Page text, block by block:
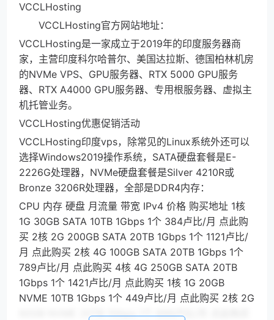
VCCLHosting
VCCLHosting官方网站地址：
VCCLHosting是一家成立于2019年的印度服务器商
家，主营印度科尔哈普尔、美国达拉斯、德国柏林机房
的NVMe VPS、GPU服务器、RTX 5000 GPU服务
器、RTX A4000 GPU服务器、专用根服务器、虚拟主
机托管业务。
VCCLHosting优惠促销活动
VCCLHosting印度vps，除常见的Linux系统外还可以
选择Windows2019操作系统，SATA硬盘套餐是E-
2226G处理器，NVMe硬盘套餐是Silver 4210R或
Bronze 3206R处理器，全部是DDR4内存：
CPU 内存 硬盘 月流量 带宽 IPv4 价格 购买地址 1核
1G 30GB SATA 10TB 1Gbps 1个 384卢比/月 点此购
买 2核 2G 200GB SATA 20TB 1Gbps 1个 1121卢比/
月 点此购买 2核 4G 100GB SATA 20TB 1Gbps 1个
789卢比/月 点此购买 4核 4G 250GB SATA 20TB
1Gbps 1个 1421卢比/月 点此购买 1核 1G 20GB
NVME 10TB 1Gbps 1个 449卢比/月 点此购买 2核 2G
60GB NVME 20TB 1Gbps 1个 699卢比/月 点此购买